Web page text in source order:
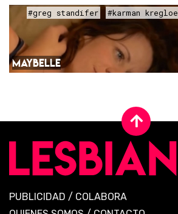
#greg standifer #karman kregloe
MAYBELLE
PUBLICIDAD / COLABORA